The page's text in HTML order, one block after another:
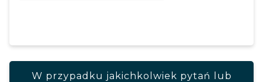
W przypadku jakichkolwiek pytań lub